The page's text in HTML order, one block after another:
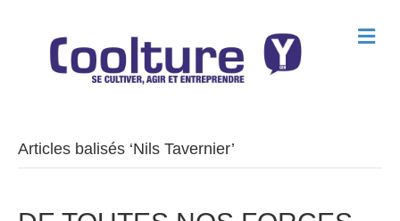
M
e
Articles balisés ‘Nils Tavernier’